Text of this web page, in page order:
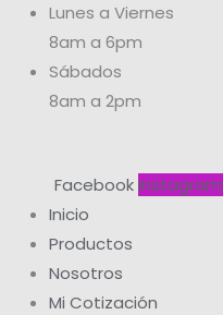
Lunes a Viernes
8am a 6pm
Sábados
8am a 2pm
Facebook Instagram
Inicio
Productos
Nosotros
Mi Cotización